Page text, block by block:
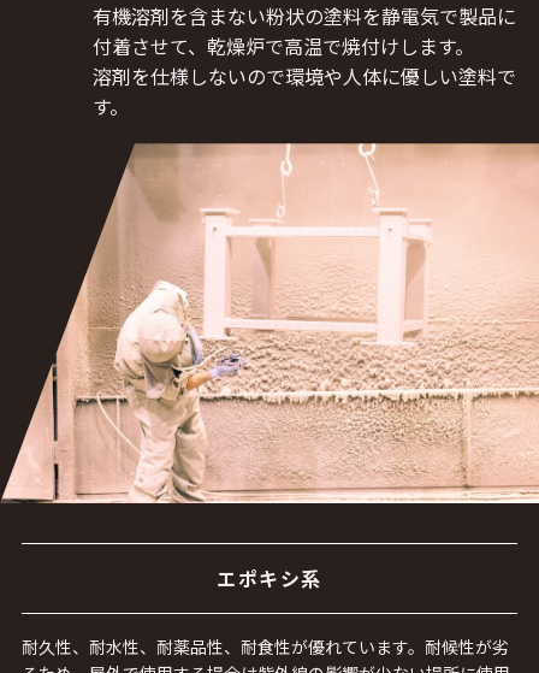
有機溶剤を含まない粉状の塗料を静電気で製品に
付着させて、乾燥炉で高温で焼付けします。
溶剤を仕様しないので環境や人体に優しい塗料で
す。
エポキシ系
耐久性、耐水性、耐薬品性、耐食性が優れています。耐候性が劣